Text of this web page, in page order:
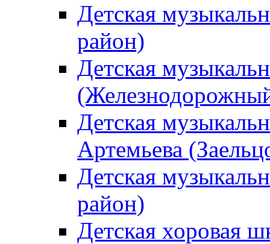
Детская
район)
Детская
Детская
Артемьева
Детская
район)
Детская хоровая